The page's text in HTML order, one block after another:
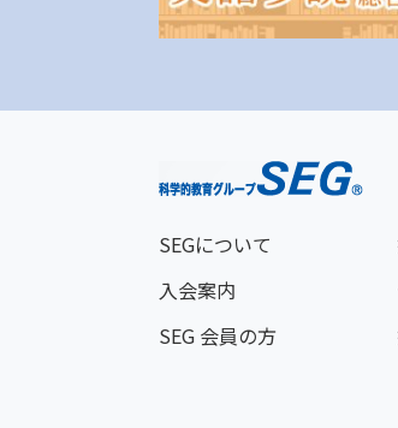
SEGについて
入会案内
SEG 会員の方